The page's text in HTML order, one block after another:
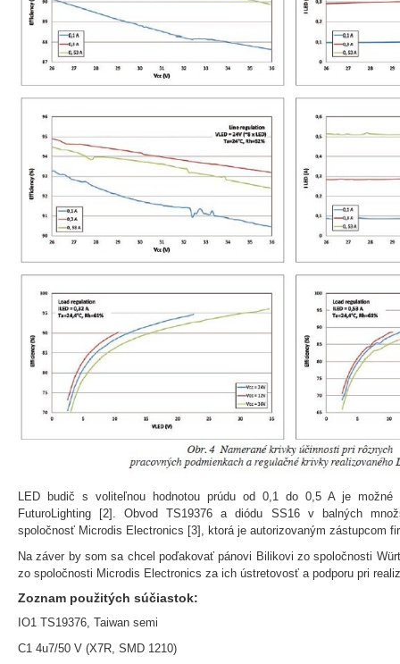
LED budič s voliteľnou hodnotou prúdu od 0,1 do 0,5 A je
FuturoLighting [2]. Obvod TS19376 a diódu SS16 v balných
spoločnosť Microdis Electronics [3], ktorá je autorizovaným zástupcom
Na záver by som sa chcel poďakovať pánovi Bilikovi zo spoločnosti
zo spoločnosti Microdis Electronics za ich ústretovosť a podporu pri
Zoznam použitých súčiastok:
IO1 TS19376, Taiwan semi
C1 4u7/50 V (X7R, SMD 1210)